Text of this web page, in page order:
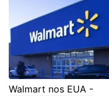
Walmart nos EUA -